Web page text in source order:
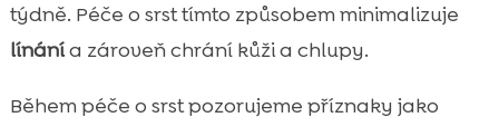
týdně. Péče o srst tímto způsobem minimalizuje
línánía zároveň chrání kůži a chlupy.
Během péče o srst pozorujeme příznaky jako